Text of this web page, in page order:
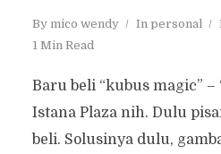
By mico wendy In personal
1 Min Read
Baru beli “kubus magic” –
Istana Plaza nih. Dulu
beli. Solusinya dulu,